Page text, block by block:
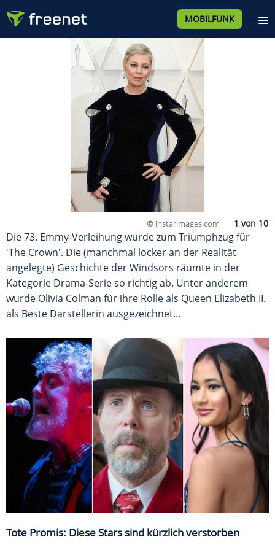
MOBILFUNK
© instarimages.com
Die 73. Emmy-Verleihung wurde zum Triumphzug für
'The Crown'. Die (manchmal locker an der Realität
angelegte) Geschichte der Windsors räumte in der
Kategorie Drama-Serie so richtig ab. Unter anderem
wurde Olivia Colman für ihre Rolle als Queen Elizabeth II.
als Beste Darstellerin ausgezeichnet…
Tote Promis: Diese Stars sind kürzlich verstorben